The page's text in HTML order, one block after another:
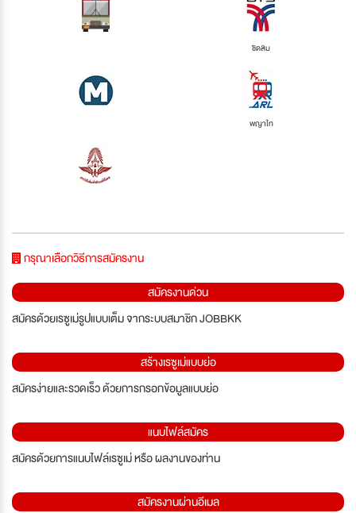
ชิดลม
พญาไท
กรุณาเลือกวิธีการสมัครงาน
สมัครงานด่วน
สมัครด้วยเรซูเม่รูปแบบเต็ม จากระบบสมาชิก JOBBKK
สร้างเรซูเม่แบบย่อ
สมัครง่ายและรวดเร็ว ด้วยการกรอกข้อมูลแบบย่อ
แนบไฟล์สมัคร
สมัครด้วยการแนบไฟล์เรซูเม่ หรือ ผลงานของท่าน
สมัครงานผ่านอีเมล